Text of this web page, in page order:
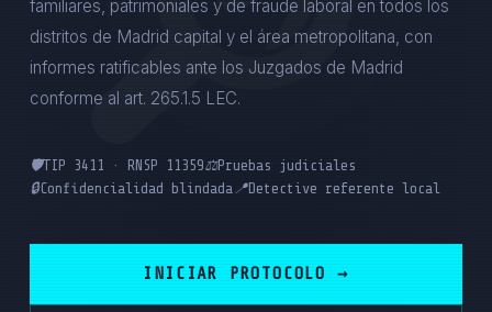
familiares, patrimoniales y de fraude laboral en todos los
distritos de Madrid capital y el área metropolitana, con
informes ratificables ante los Juzgados de Madrid
conforme al art. 265.1.5 LEC.
🛡️TIP 3411 · RNSP 11359⚖️Pruebas judiciales
🔒Confidencialidad blindada 📍Detective referente local
INICIAR PROTOCOLO →